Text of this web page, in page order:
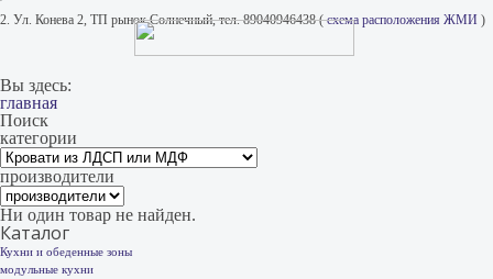
2. Ул. Конева 2, ТП рынок Солнечный, тел. 89040946438 (схема расположения ЖМИ )
Вы здесь:
главная
Поиск
категории
производители
Ни один товар не найден.
Каталог
Кухни и обеденные зоны
модульные кухни